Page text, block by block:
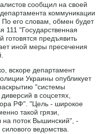
сообщил на своей
коммуникации
его словам, обмен будет
111 "Государственная
готовятся предъявить
иной меры пресечения
вскоре департамент
Украины опубликует
"системы
в соцсетях,
РФ". "Цель - широкое
такой грязи,
на поток Вышинский", -
ведомства.